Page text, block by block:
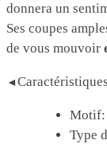
donnera un
Ses coupes
de vous mouvoir
◄
Motif:
Type